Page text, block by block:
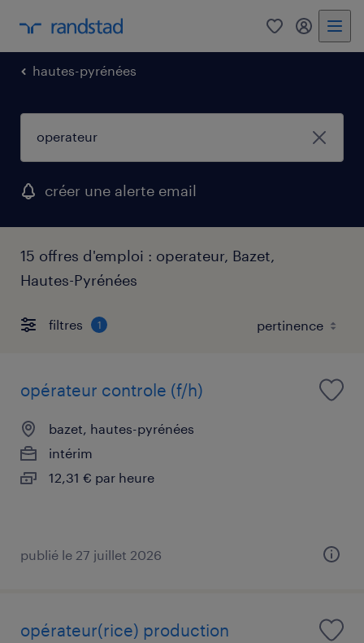
0 mon
hautes-pyrénées
créer une alerte email
15 offres d'emploi : operateur, Bazet,
Hautes-Pyrénées
filtres 1
opérateur controle (f/h)
bazet, hautes-pyrénées
intérim
12,31 € par heure
publié le 27 juillet 2026
opérateur(rice) production